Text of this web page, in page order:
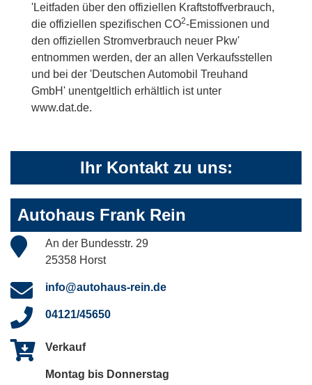
'Leitfaden über den offiziellen Kraftstoffverbrauch,
die offiziellen spezifischen CO2-Emissionen und
den offiziellen Stromverbrauch neuer Pkw'
entnommen werden, der an allen Verkaufsstellen
und bei der 'Deutschen Automobil Treuhand
GmbH' unentgeltlich erhältlich ist unter
www.dat.de.
Ihr Kontakt zu uns:
Autohaus Frank Rein
An der Bundesstr. 29
25358 Horst
info@autohaus-rein.de
04121/45650
Verkauf
Montag bis Donnerstag